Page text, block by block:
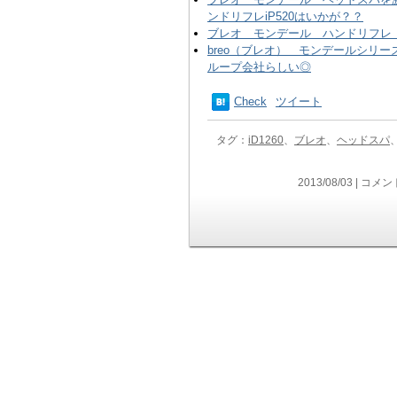
ンドリフレiP520はいかが？？
ブレオ モンデール ハンドリフレ
breo（ブレオ） モンデールシリー
ループ会社らしい◎
Check ツイート
タグ： iD1260 ブレオ ヘッドスパ
2013/08/03 | コメン